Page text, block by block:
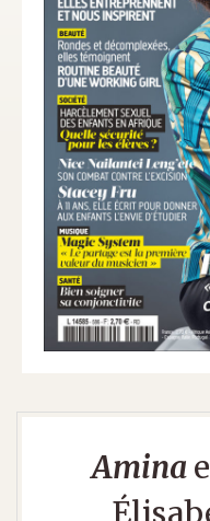
Amina